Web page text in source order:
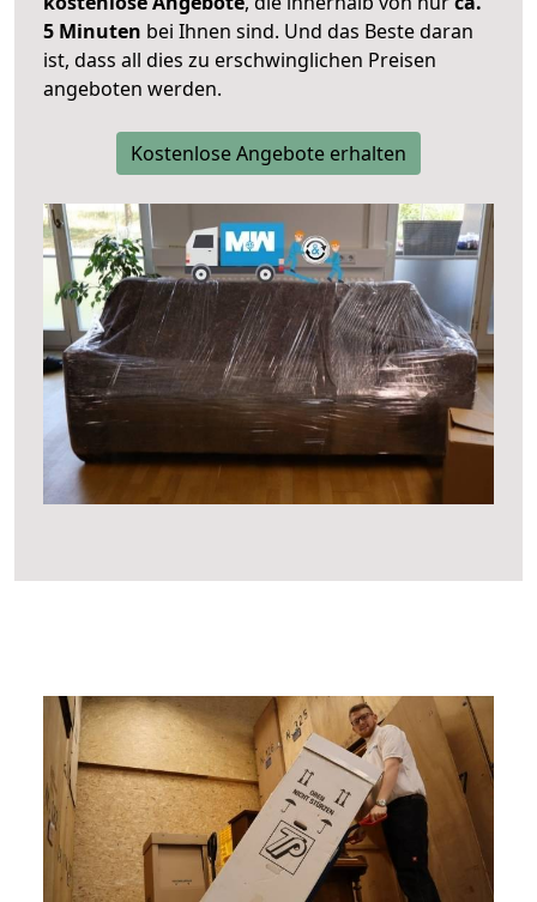
5 Minuten bei Ihnen sind. Und das Beste daran
ist, dass all dies zu erschwinglichen Preisen
angeboten werden.
Kostenlose Angebote erhalten